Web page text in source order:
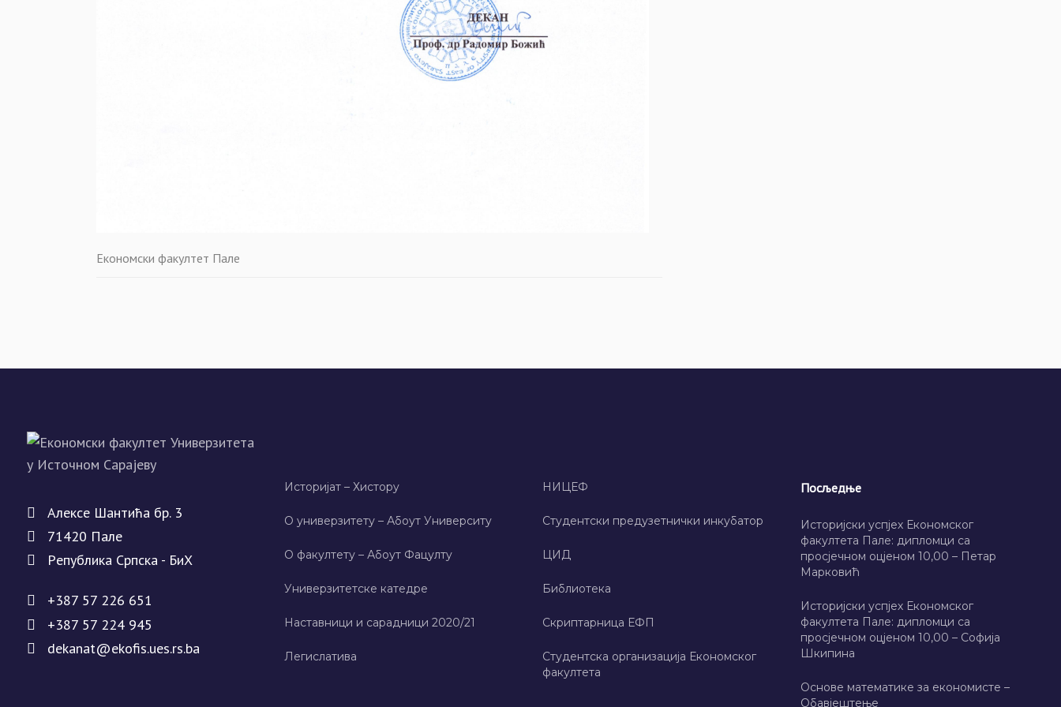
Економски факултет Пале
Алeксe Шантића бр. 3
71420 Палe
Рeпублика Српска - БиХ
+387 57 226 651
+387 57 224 945
dekanat@ekofis.ues.rs.ba
Историјат – Хисторy
О универзитету – Абоут Университy
О факултету – Абоут Фацултy
Универзитетске катедре
Наставници и сарадници 2020/21
Легислатива
НИЦЕФ
Студентски предузетнички инкубатор
ЦИД
Библиотека
Скриптарница ЕФП
Студентска организација Економског
факултета
Посљедње
Историјски успјех Економског
факултета Пале: дипломци са
просјечном оцјеном 10,00 – Петар
Марковић
Историјски успјех Економског
факултета Пале: дипломци са
просјечном оцјеном 10,00 – Софија
Шкипина
Основе математике за економисте –
Обавјештење